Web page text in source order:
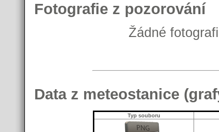
Fotografie z pozorování
Žádné
Data z meteostanice
Typ souboru